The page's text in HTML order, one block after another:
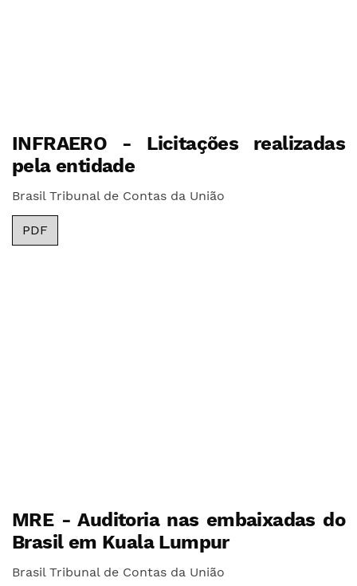
INFRAERO - Licitações realizadas
pela entidade
Brasil Tribunal de Contas da União
PDF
MRE - Auditoria nas embaixadas do
Brasil em Kuala Lumpur
Brasil Tribunal de Contas da União